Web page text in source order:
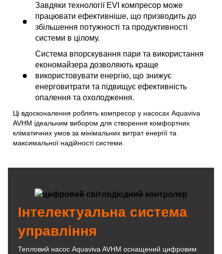
Завдяки технології EVI компресор може
працювати ефективніше, що призводить до
збільшення потужності та продуктивності
системи в цілому.
Система впорскування пари та використання
економайзера дозволяють краще
використовувати енергію, що знижує
енерговитрати та підвищує ефективність
опалення та охолодження.
Ці вдосконалення роблять компресор у насосах Aquaviva
AVHM ідеальним вибором для створення комфортних
кліматичних умов за мінімальних витрат енергії та
максимальної надійності системи.
Інтелектуальна система
управління
Тепловий насос Aquaviva AVHM оснащений цифровим